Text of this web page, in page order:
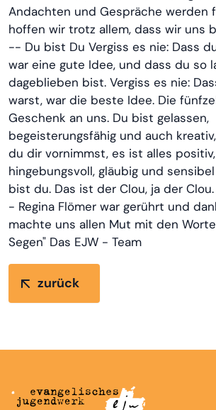
Andachten und Gespräche werden
hoffen wir trotz allem, dass wir uns
-- Du bist Du Vergiss es nie: Dass
war eine gute Idee, und dass du so
dageblieben bist. Vergiss es nie:
warst, war die beste Idee. Die
Geschenk an uns. Du bist gelassen,
begeisterungsfähig und auch
du dir vornimmst, es ist alles
hingebungsvoll, gläubig und
bist du. Das ist der Clou, ja der
- Regina Flömer war gerührt und
machte uns allen Mut mit den
Segen" Das EJW - Team
zurück